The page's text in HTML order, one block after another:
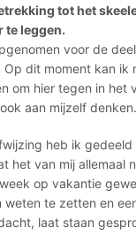
tot het
te leggen.
voor de
dit moment kan ik
om hier tegen in het
aan mijzelf denken.
heb ik gedeeld
het van mij allemaal
op vakantie
weten te zetten en
laat staan